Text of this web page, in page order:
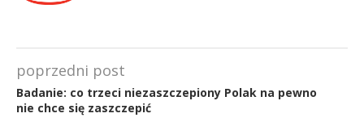
poprzedni post
Badanie: co trzeci niezaszczepiony Polak na pewno
nie chce się zaszczepić